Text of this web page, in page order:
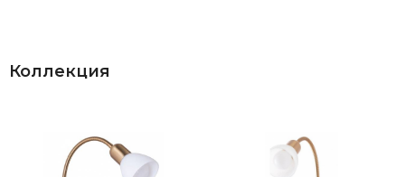
Коллекция